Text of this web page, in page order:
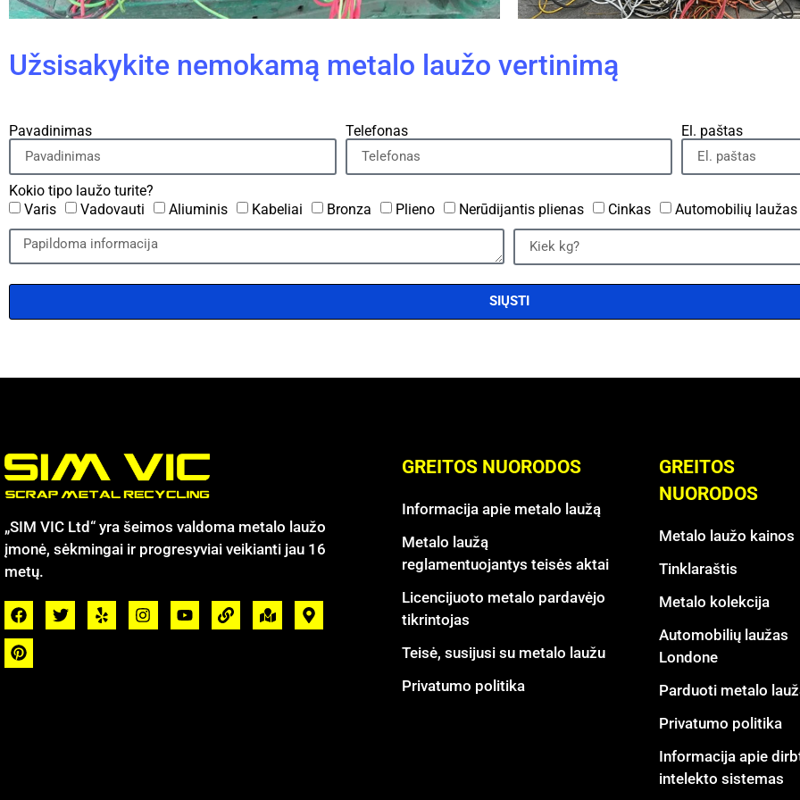
Užsisakykite nemokamą metalo laužo vertinimą
Pavadinimas Telefonas El. paštas
Kokio tipo laužo turite?
Varis
Vadovauti Aliuminis Kabeliai Bronza Plieno Nerūdijantis plienas Cinkas Automobilių laužas
SIŲSTI
„SIM VIC Ltd“ yra šeimos valdoma metalo laužo
įmonė, sėkmingai ir progresyviai veikianti jau 16
metų.
GREITOS NUORODOS
Informacija apie metalo laužą
Metalo laužą
reglamentuojantys teisės aktai
Licencijuoto metalo pardavėjo
tikrintojas
Teisė, susijusi su metalo laužu
Privatumo politika
GREITOS
NUORODOS
Metalo laužo kainos
Tinklaraštis
Metalo kolekcija
Automobilių laužas
Londone
Parduoti metalo
Privatumo politika
Informacija apie
intelekto sistemas